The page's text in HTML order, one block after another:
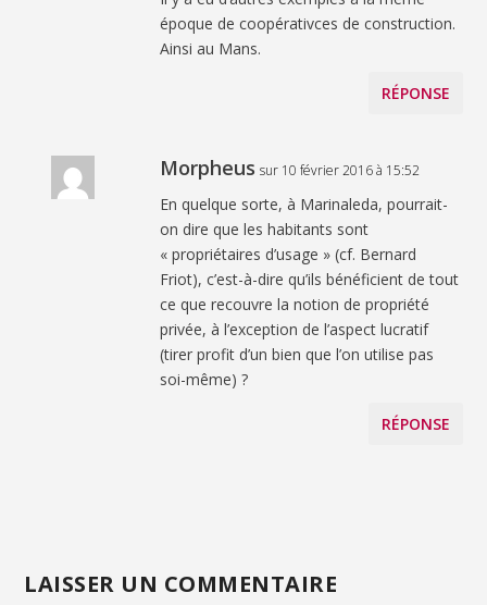
époque de coopérativces de construction.
Ainsi au Mans.
RÉPONSE
Morpheus sur 10 février 2016 à 15:52
En quelque sorte, à Marinaleda, pourrait-
on dire que les habitants sont
« propriétaires d’usage » (cf. Bernard
Friot), c’est-à-dire qu’ils bénéficient de tout
ce que recouvre la notion de propriété
privée, à l’exception de l’aspect lucratif
(tirer profit d’un bien que l’on utilise pas
soi-même) ?
RÉPONSE
LAISSER UN COMMENTAIRE